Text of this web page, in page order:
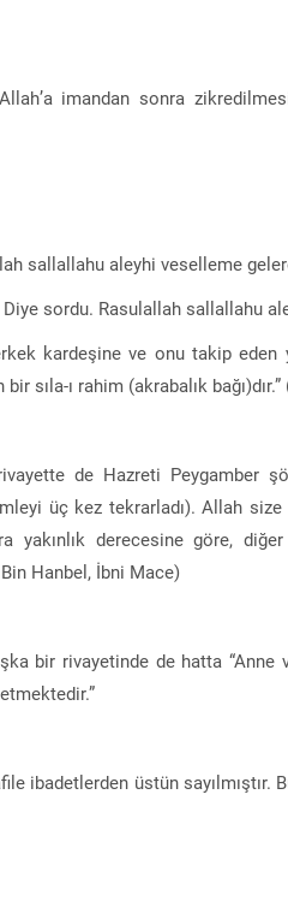
imandan sonra
sallallahu aleyhi veselleme
sordu. Rasulallah sallallahu
kardeşine ve onu takip
sıla-ı rahim (akrabalık bağı)dır.”
de Hazreti Peygamber
üç kez tekrarladı). Allah size
derecesine göre, diğer
Hanbel, İbni Mace)
bir rivayetinde de hatta
ibadetlerden üstün